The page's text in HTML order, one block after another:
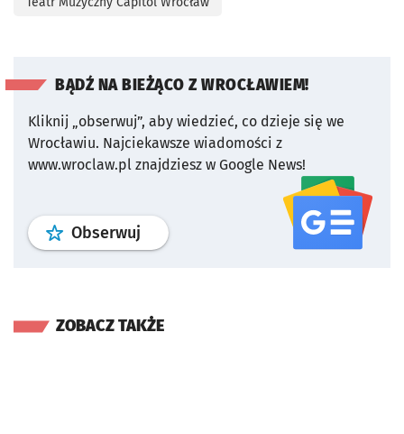
BĄDŹ NA BIEŻĄCO Z WROCŁAWIEM!
Kliknij „obserwuj”, aby wiedzieć, co dzieje się we
Wrocławiu. Najciekawsze wiadomości z
www.wroclaw.pl znajdziesz w Google News!
Obserwuj profil serwisu
ZOBACZ TAKŻE